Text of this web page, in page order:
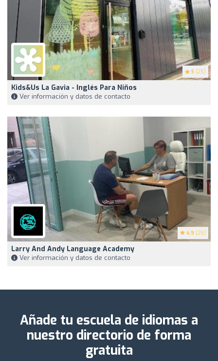
5 (25)
Kids&Us La Gavia - Inglés Para Niños
Ver información y datos de contacto
4.9 (25)
Larry And Andy Language Academy
Ver información y datos de contacto
Añade tu escuela de idiomas a
nuestro directorio de forma
gratuita